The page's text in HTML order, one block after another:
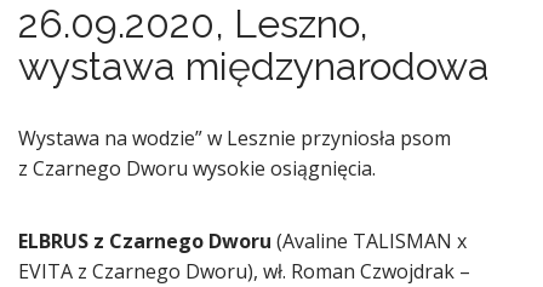
26.09.2020, Leszno,
wystawa międzynarodowa
Wystawa na wodzie” w Lesznie przyniosła psom
z Czarnego Dworu wysokie osiągnięcia.
ELBRUS z Czarnego Dworu (Avaline TALISMAN x
EVITA z Czarnego Dworu), wł. Roman Czwojdrak –